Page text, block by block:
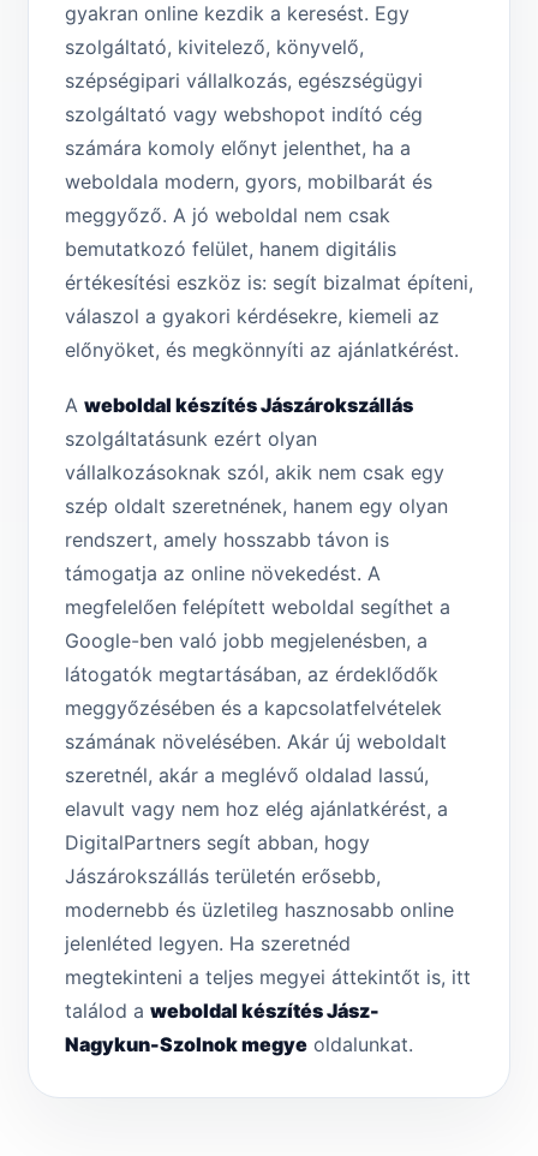
gyakran online kezdik a keresést. Egy
szolgáltató, kivitelező, könyvelő,
szépségipari vállalkozás, egészségügyi
szolgáltató vagy webshopot indító cég
számára komoly előnyt jelenthet, ha a
weboldala modern, gyors, mobilbarát és
meggyőző. A jó weboldal nem csak
bemutatkozó felület, hanem digitális
értékesítési eszköz is: segít bizalmat építeni,
válaszol a gyakori kérdésekre, kiemeli az
előnyöket, és megkönnyíti az ajánlatkérést.
A weboldal készítés Jászárokszállás
szolgáltatásunk ezért olyan
vállalkozásoknak szól, akik nem csak egy
szép oldalt szeretnének, hanem egy olyan
rendszert, amely hosszabb távon is
támogatja az online növekedést. A
megfelelően felépített weboldal segíthet a
Google-ben való jobb megjelenésben, a
látogatók megtartásában, az érdeklődők
meggyőzésében és a kapcsolatfelvételek
számának növelésében. Akár új weboldalt
szeretnél, akár a meglévő oldalad lassú,
elavult vagy nem hoz elég ajánlatkérést, a
DigitalPartners segít abban, hogy
Jászárokszállás területén erősebb,
modernebb és üzletileg hasznosabb online
jelenléted legyen. Ha szeretnéd
megtekinteni a teljes megyei áttekintőt is, itt
találod a weboldal készítés Jász-
Nagykun-Szolnok megye oldalunkat.